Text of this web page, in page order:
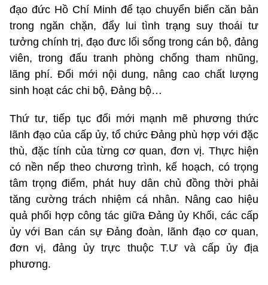
đạo đức Hồ Chí Minh để tạo chuyển biến căn bản
trong ngăn chặn, đẩy lui tình trạng suy thoái tư
tưởng chính trị, đạo đưc lối sống trong cán bộ, đảng
viên, trong đấu tranh phòng chống tham nhũng,
lãng phí. Đổi mới nội dung, nâng cao chất lượng
sinh hoạt các chi bộ, Đảng bộ…
Thứ tư, tiếp tục đổi mới mạnh mẽ phương thức
lãnh đạo của cấp ủy, tổ chức Đảng phù hợp với đặc
thù, đặc tính của từng cơ quan, đơn vị. Thực hiện
có nền nếp theo chương trình, kế hoạch, có trọng
tâm trọng điểm, phát huy dân chủ đồng thời phải
tăng cường trách nhiệm cá nhân. Nâng cao hiệu
quả phối hợp công tác giữa Đảng ủy Khối, các cấp
ủy với Ban cán sự Đảng đoàn, lãnh đạo cơ quan,
đơn vị, đảng ủy trực thuộc T.Ư và cấp ủy địa
phương.